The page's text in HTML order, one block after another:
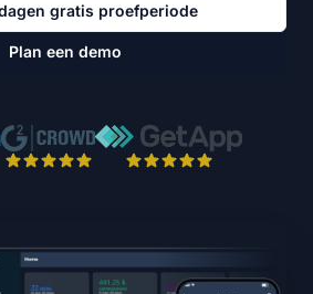
gratis proefperiode
Plan een demo